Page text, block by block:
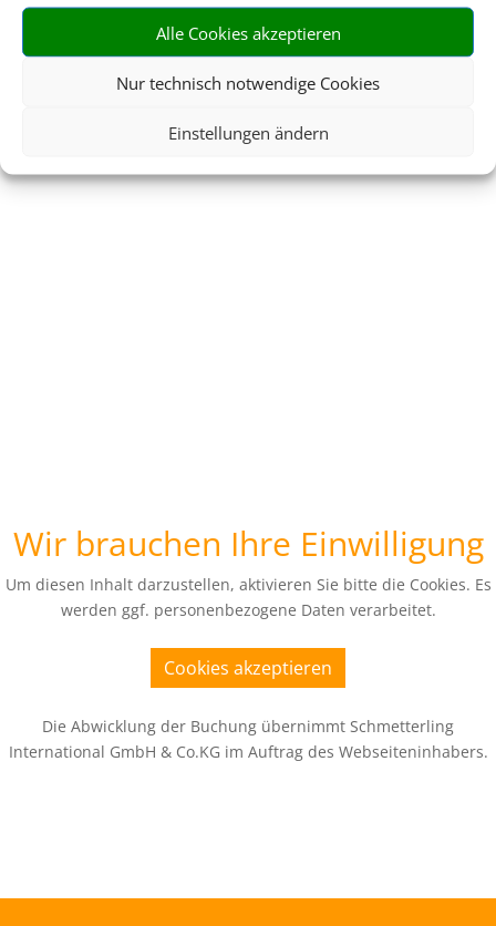
Alle Cookies akzeptieren
Nur technisch notwendige Cookies
Einstellungen ändern
Wir brauchen Ihre Einwilligung
Um diesen Inhalt darzustellen, aktivieren Sie bitte die Cookies. Es
werden ggf. personenbezogene Daten verarbeitet.
Cookies akzeptieren
Die Abwicklung der Buchung übernimmt Schmetterling
International GmbH & Co.KG im Auftrag des Webseiteninhabers.